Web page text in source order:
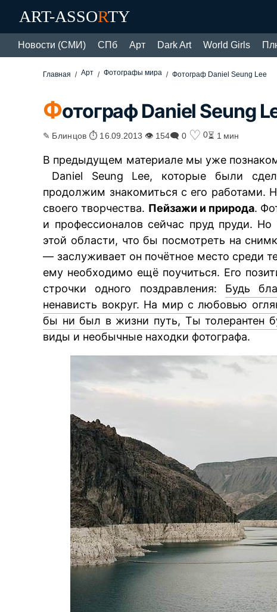
ART-ASSORTY
Новости (СМИ) СПб Арт Dark Art World Girls
Главная Арт Фотографы мира Фотограф Daniel Seung Lee
Фотограф Daniel Seung
✎ Блинцов ⏱ 16.09.2013 👁 154🗨 0 ♡ 0⏳ 1 мин
В предыдущем материале мы уже
Daniel Seung Lee, которые были
продолжим знакомиться с его работами.
своего творчества. Пейзажи и природа.
и профессионалов сейчас пруд пруди.
этой области, что бы посмотреть на
— заслуживает он почётное место среди
ему необходимо ещё поучиться. Его
строчки одного поздравления: Будь
ненависть вокруг. На мир с любовью
бы ни был в жизни путь, Ты толерантен
виды и необычные находки фотографа.